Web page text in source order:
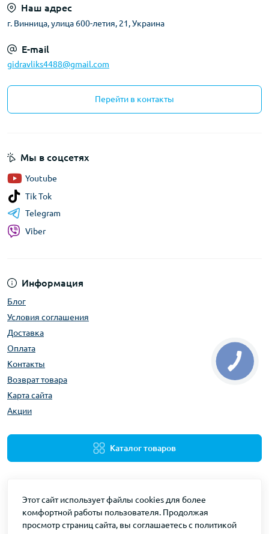
Наш адрес
г. Винница, улица 600-летия, 21, Украина
E-mail
gidravliks4488@gmail.com
Перейти в контакты
Информация
Блог
Условия соглашения
Доставка
Оплата
Контакты
Возврат товара
Карта сайта
Акции
Каталог товаров
Мы в соцсетях
Youtube
Tik Tok
Telegram
Viber
Этот сайт использует файлы cookies для более
комфортной работы пользователя. Продолжая
просмотр страниц сайта, вы соглашаетесь с политикой